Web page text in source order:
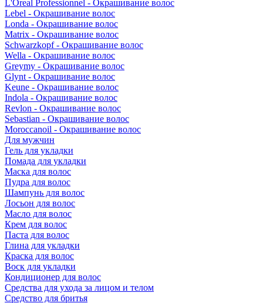
L'Oreal Professionnel - Окрашивание волос
Lebel - Окрашивание волос
Londa - Окрашивание волос
Matrix - Окрашивание волос
Schwarzkopf - Окрашивание волос
Wella - Окрашивание волос
Greymy - Окрашивание волос
Glynt - Окрашивание волос
Keune - Окрашивание волос
Indola - Окрашивание волос
Revlon - Окрашивание волос
Sebastian - Окрашивание волос
Moroccanoil - Окрашивание волос
Для мужчин
Гель для укладки
Помада для укладки
Маска для волос
Пудра для волос
Шампунь для волос
Лосьон для волос
Масло для волос
Крем для волос
Паста для волос
Глина для укладки
Краска для волос
Воск для укладки
Кондиционер для волос
Средства для ухода за лицом и телом
Средство для бритья